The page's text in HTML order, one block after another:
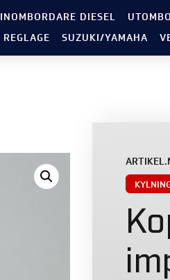
INOMBORDARE DIESEL
REGLAGE SUZUKI/YAMAHA